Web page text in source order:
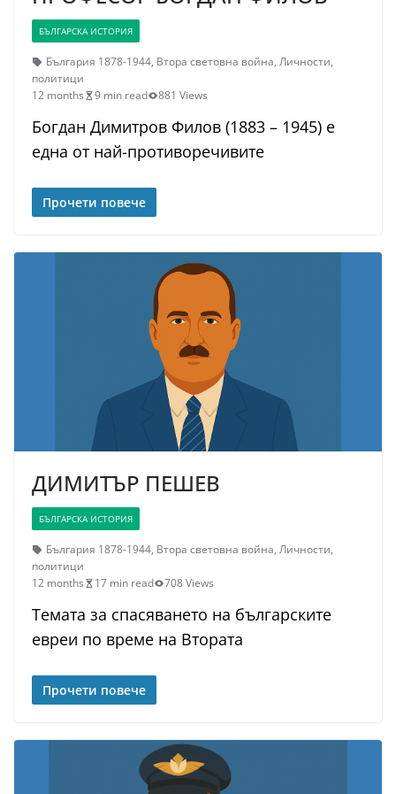
БЪЛГАРСКА ИСТОРИЯ
България 1878-1944, Втора световна война, Личности,
политици
12 months
9 min read 881 Views
Богдан Димитров Филов (1883 – 1945) е
една от най-противоречивите
Прочети повече
ДИМИТЪР ПЕШЕВ
БЪЛГАРСКА ИСТОРИЯ
България 1878-1944, Втора световна война, Личности,
политици
12 months
17 min read 708 Views
Темата за спасяването на българските
евреи по време на Втората
Прочети повече